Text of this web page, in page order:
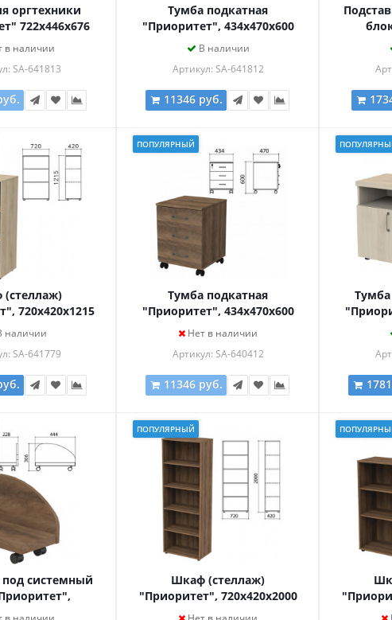
оргтехники
722х446х676
полка, венге,
в наличии
SA-641813
Тумба подкатная
"Приоритет", 434х470х600
мм, 3 ящика, замок, венге,
В наличии
Артикул: SA-641812
11346 руб.
720х420х1215
кронберг,
наличии
SA-641779
ПОПУЛЯРНЫЙ
Тумба подкатная
"Приоритет", 434х470х600
мм, 3 ящика, замок, лагос,
Нет в наличии
Артикул: SA-640412
11346 руб.
мм,
под системный
мм, лагос, К-929,
ПОПУЛЯРНЫЙ
Шкаф (стеллаж)
"Приоритет", 720х420х2000
мм, 4 полки, лагос, К-934,
мм, 2